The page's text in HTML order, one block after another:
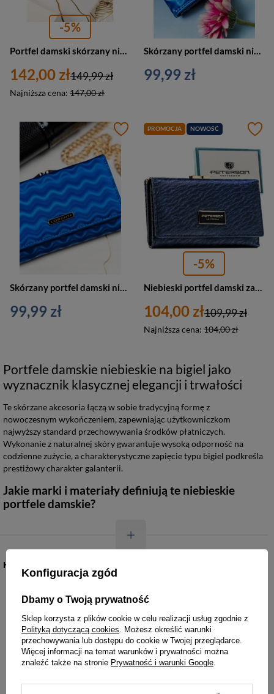
-5%
Portfel damski skórzany niebieski na bigiel zamykany zatrzaskiem - Peterson 15-09-PR
142,00 zł
Najniższa cena: 147,00 zł
149,99 zł
Skórzany portfel damski niebieski na zatrzask i bigiel ze wzorem w fale - Lorenti 42329-WAV
99,99 zł
99,99 zł
PROMOCJA NOWOŚĆ
-5%
104,00 zł
Najniższa cena: 104,00 zł
109,99 zł
Portfele damskie niebieskie na bigiel jako
wyznacznik klasycznej elegancji i trwałości
Te skórzane akcesoria łączą w sobie tradycyjną formę z
nowoczesnym wykończeniem, zapewniając użytkowniczkom
najwyższy standard przechowywania środków płatniczych.
Wykonanie z naturalnej skóry gwarantuje wysoką odporność na
codzienne zużycie, a charakterystyczne zapięcie typu bigiel podkreśla
prestiżowy charakter galanterii.
Jakie marki i materiały definiują te niebieskie
portfele damskie?
KATEGORIE
Torebki damskie
Torby męskie Teczki męskie
Plecaki Portfele
Konfiguracja zgód
Dbamy o Twoją prywatność
Sklep korzysta z plików cookie w celu realizacji usług zgodnie z
Polityką dotyczącą cookies. Możesz określić warunki
przechowywania lub dostępu do cookie w Twojej przeglądarce.
Więcej informacji na temat warunków i prywatności można
znaleźć także na stronie Prywatność i warunki Google.